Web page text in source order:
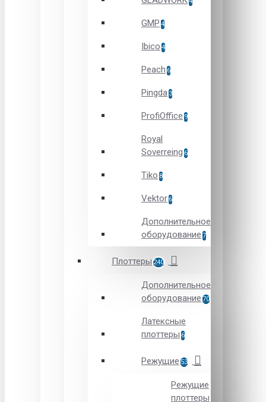
GMP 4
Ibico 4
Peach 6
Pingda 3
ProfiOffice 9
Royal
Soverreing 6
Tiko 8
Vektor 6
Дополнительное
оборудование 7
Плоттеры 240
Дополнительное
оборудование 70
Латексные
плоттеры 6
Режущие 53
Режущие
плоттеры